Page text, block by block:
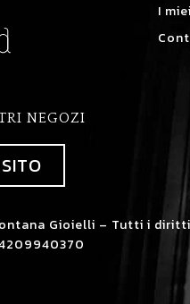
NEGOZI
I
Gioielli – Tutti i